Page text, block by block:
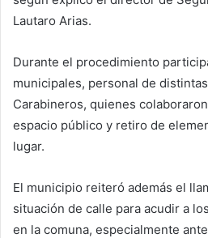
Lautaro Arias.
Durante el procedimiento
municipales, personal de
Carabineros, quienes
espacio público y retiro de
lugar.
El municipio reiteró además el
situación de calle para acudir a
en la comuna, especialmente